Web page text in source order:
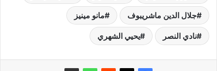
جلال الدين ماشريبوف مانو مينيز
نادي النصر يحيي الشهري